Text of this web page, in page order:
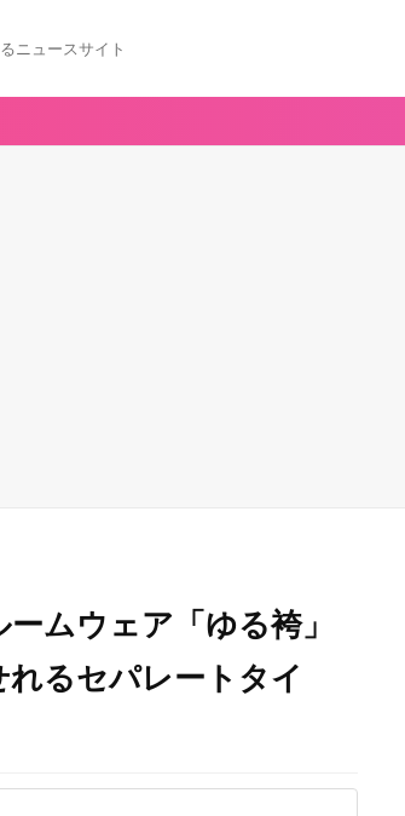
ニュースサイト
ムウェア「ゆる袴」
るセパレートタイ